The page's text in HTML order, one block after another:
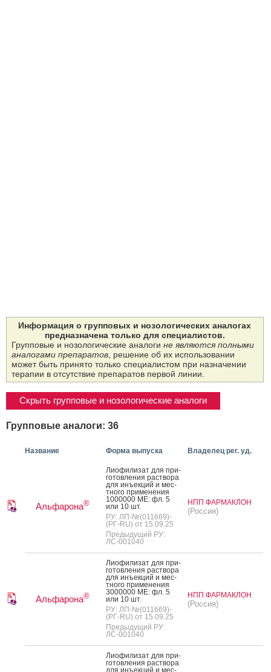
Информация о групповых и нозологических аналогах
предназначена только для специалистов.
Групповые и нозологические аналоги не являются полными
аналогами препаратов, решение об их использовании
может быть принято только специалистом при назначении
терапии в отсутствие препаратов первой линии.
Скрыть групповые и нозологические аналоги
Групповые аналоги: 36
Название Форма выпуска Владелец рег. уд.
Альфарона®
Ли­офи­лизат для при­
готов­ле­ния рас­тво­ра
для инъ­ек­ций и мес­
тно­го при­мене­ния
1000000 МЕ: фл. 5
или 10 шт.
РУ: ЛП-№(011669)-
(РГ-RU) от 15.09.25
Предыдущий РУ:
ЛС-001040
НПП ФАРМАКЛОН
(Россия)
Альфарона®
Ли­офи­лизат для при­
готов­ле­ния рас­тво­ра
для инъ­ек­ций и мес­
тно­го при­мене­ния
3000000 МЕ: фл. 5
или 10 шт.
РУ: ЛП-№(011669)-
(РГ-RU) от 15.09.25
Предыдущий РУ:
ЛС-001040
НПП ФАРМАКЛОН
(Россия)
Ли­офи­лизат для при­
готов­ле­ния рас­тво­ра
для инъ­ек­ций и мес­